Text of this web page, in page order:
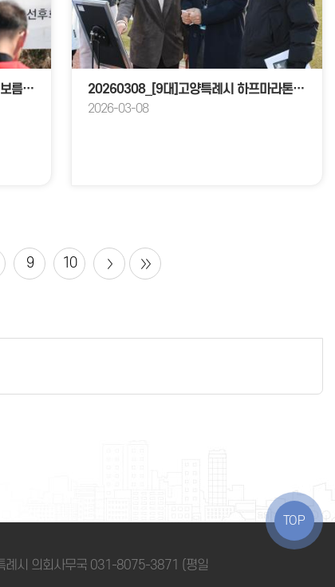
20260308_[9대]음송향우회 정월대보름맞이 척사대회
20260308_[9대]고양특례시 하프마라톤대회
2026-03-08
9 10
TOP
시 의회사무국 031-8075-3871 (평일